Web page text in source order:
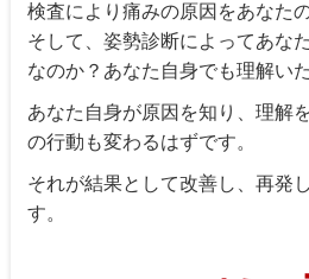
検査により痛みの原因をあなた
そして、姿勢診断によってあな
なのか？あなた自身でも理解い
あなた自身が原因を知り、理解
の行動も変わるはずです。
それが結果として改善し、再発
す。